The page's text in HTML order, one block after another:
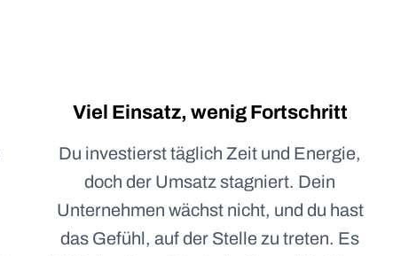
Viel Einsatz, wenig Fortschritt
Du investierst täglich Zeit und Energie,
doch der Umsatz stagniert. Dein
Unternehmen wächst nicht, und du hast
das Gefühl, auf der Stelle zu treten. Es